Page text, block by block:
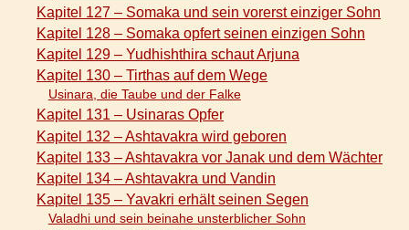
Kapitel 127 – Somaka und sein vorerst einziger Sohn
Kapitel 128 – Somaka opfert seinen einzigen Sohn
Kapitel 129 – Yudhishthira schaut Arjuna
Kapitel 130 – Tirthas auf dem Wege
Usinara, die Taube und der Falke
Kapitel 131 – Usinaras Opfer
Kapitel 132 – Ashtavakra wird geboren
Kapitel 133 – Ashtavakra vor Janak und dem Wächter
Kapitel 134 – Ashtavakra und Vandin
Kapitel 135 – Yavakri erhält seinen Segen
Valadhi und sein beinahe unsterblicher Sohn